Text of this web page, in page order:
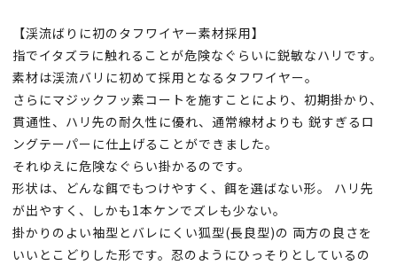
【渓流ばりに初のタフワイヤー素材採用】
指でイタズラに触れることが危険なぐらいに鋭敏なハリです。
素材は渓流バリに初めて採用となるタフワイヤー。
さらにマジックフッ素コートを施すことにより、初期掛かり、
貫通性、ハリ先の耐久性に優れ、通常線材よりも 鋭すぎるロ
ングテーパーに仕上げることができました。
それゆえに危険なぐらい掛かるのです。
形状は、どんな餌でもつけやすく、餌を選ばない形。 ハリ先
が出やすく、しかも1本ケンでズレも少ない。
掛かりのよい袖型とバレにくい狐型(長良型)の 両方の良さを
いいとこどりした形です。忍のようにひっそりとしているの